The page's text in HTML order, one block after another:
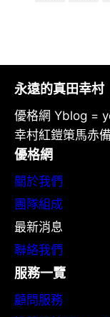
永遠的真田幸村
優格網 Yblog =
幸村紅鎧策馬赤
優格網
關於我們
團隊組成
最新消息
聯絡我們
服務一覽
顧問服務